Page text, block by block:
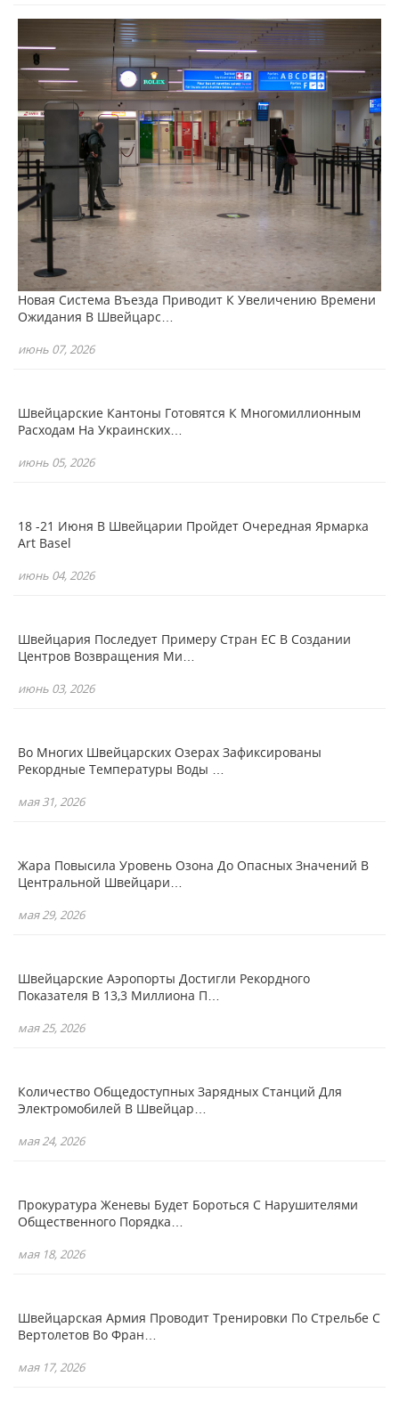
Новая Система Въезда Приводит К Увеличению Времени
Ожидания В Швейцарс…
июнь 07, 2026
Швейцарские Кантоны Готовятся К Многомиллионным
Расходам На Украинских…
июнь 05, 2026
18 -21 Июня В Швейцарии Пройдет Очередная Ярмарка
Art Basel
июнь 04, 2026
Швейцария Последует Примеру Стран ЕС В Создании
Центров Возвращения Ми…
июнь 03, 2026
Во Многих Швейцарских Озерах Зафиксированы
Рекордные Температуры Воды …
мая 31, 2026
Жара Повысила Уровень Озона До Опасных Значений В
Центральной Швейцари…
мая 29, 2026
Швейцарские Аэропорты Достигли Рекордного
Показателя В 13,3 Миллиона П…
мая 25, 2026
Количество Общедоступных Зарядных Станций Для
Электромобилей В Швейцар…
мая 24, 2026
Прокуратура Женевы Будет Бороться С Нарушителями
Общественного Порядка…
мая 18, 2026
Швейцарская Армия Проводит Тренировки По Стрельбе С
Вертолетов Во Фран…
мая 17, 2026